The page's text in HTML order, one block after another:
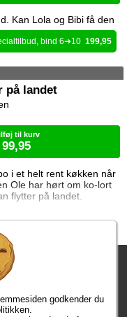
Kan Lola og Bibi få den
6 10 199,95
på landet
i et helt rent køkken når
Ole har hørt om ko-lort
flytter på landet.
til kurv
99,95
bortfalder ved køb over
varer på mandag!
godkender du